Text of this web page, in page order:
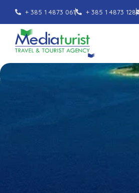
+ 385 1 4873 061 + 385 1 4873 128